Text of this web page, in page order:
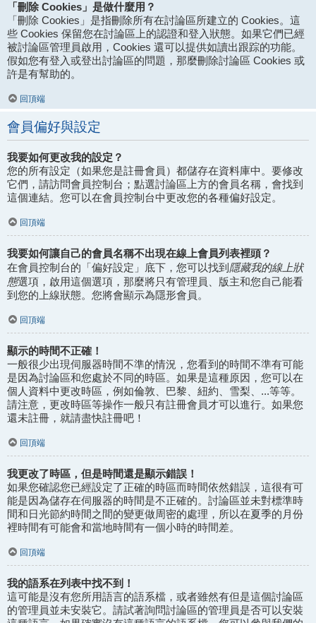
「刪除 Cookies」是做什麼用？
「刪除 Cookies」是指刪除所有在討論區所建立的 Cookies。這
些 Cookies 保留您在討論區上的認證和登入狀態。如果它們已經
被討論區管理員啟用，Cookies 還可以提供如讀出跟踪的功能。
假如您有登入或登出討論區的問題，那麼刪除討論區 Cookies 或
許是有幫助的。
回頂端
會員偏好與設定
我要如何更改我的設定？
您的所有設定（如果您是註冊會員）都儲存在資料庫中。要修改
它們，請訪問會員控制台；點選討論區上方的會員名稱，會找到
這個連結。您可以在會員控制台中更改您的各種偏好設定。
回頂端
我要如何讓自己的會員名稱不出現在線上會員列表裡頭？
在會員控制台的「偏好設定」底下，您可以找到 隱藏我的線上狀
態選項，啟用這個選項，那麼將只有管理員、版主和您自己能看
到您的上線狀態。您將會顯示為隱形會員。
回頂端
顯示的時間不正確！
一般很少出現伺服器時間不準的情況，您看到的時間不準有可能
是因為討論區和您處於不同的時區。如果是這種原因，您可以在
個人資料中更改時區，例如倫敦、巴黎、紐約、雪梨、...等等。
請注意，更改時區等操作一般只有註冊會員才可以進行。如果您
還未註冊，就請盡快註冊吧！
回頂端
我更改了時區，但是時間還是顯示錯誤！
如果您確認您已經設定了正確的時區而時間依然錯誤，這很有可
能是因為儲存在伺服器的時間是不正確的。討論區並未對標準時
間和日光節約時間之間的變更做周密的處理，所以在夏季的月份
裡時間有可能會和當地時間有一個小時的時間差。
回頂端
我的語系在列表中找不到！
這可能是沒有您所用語言的語系檔，或者雖然有但是這個討論區
的管理員並未安裝它。請試著詢問討論區的管理員是否可以安裝